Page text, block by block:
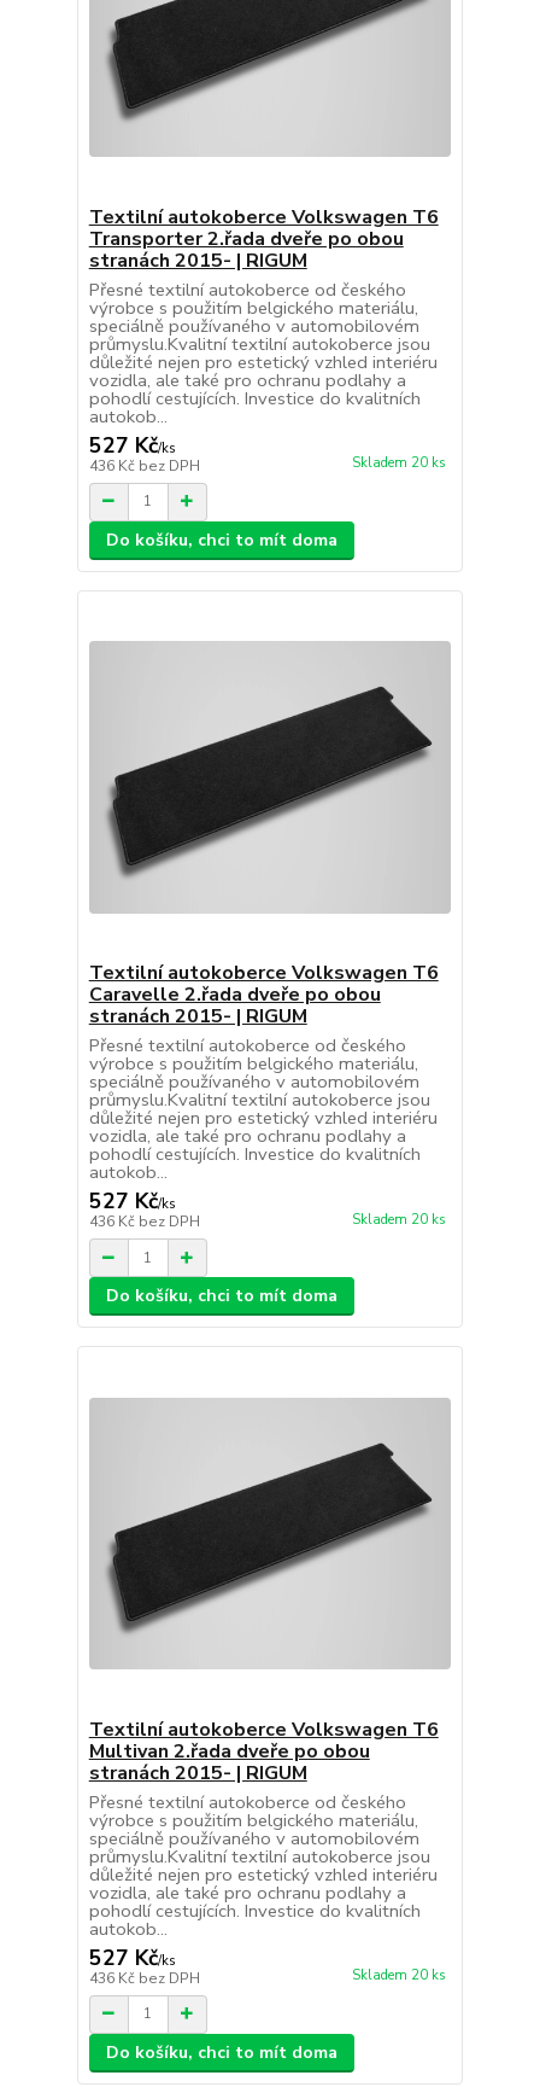
Textilní autokoberce Volkswagen T6
Transporter 2.řada dveře po obou
stranách 2015- | RIGUM
Přesné textilní autokoberce od českého
výrobce s použitím belgického materiálu,
speciálně používaného v automobilovém
průmyslu.Kvalitní textilní autokoberce jsou
důležité nejen pro estetický vzhled interiéru
vozidla, ale také pro ochranu podlahy a
pohodlí cestujících. Investice do kvalitních
autokob...
527 Kč/ks
436 Kč bez DPH Skladem 20 ks
Do košíku, chci to mít doma
Textilní autokoberce Volkswagen T6
Caravelle 2.řada dveře po obou
stranách 2015- | RIGUM
Přesné textilní autokoberce od českého
výrobce s použitím belgického materiálu,
speciálně používaného v automobilovém
průmyslu.Kvalitní textilní autokoberce jsou
důležité nejen pro estetický vzhled interiéru
vozidla, ale také pro ochranu podlahy a
pohodlí cestujících. Investice do kvalitních
autokob...
527 Kč/ks
436 Kč bez DPH Skladem 20 ks
Do košíku, chci to mít doma
Textilní autokoberce Volkswagen T6
Multivan 2.řada dveře po obou
stranách 2015- | RIGUM
Přesné textilní autokoberce od českého
výrobce s použitím belgického materiálu,
speciálně používaného v automobilovém
průmyslu.Kvalitní textilní autokoberce jsou
důležité nejen pro estetický vzhled interiéru
vozidla, ale také pro ochranu podlahy a
pohodlí cestujících. Investice do kvalitních
autokob...
527 Kč/ks
436 Kč bez DPH Skladem 20 ks
Do košíku, chci to mít doma